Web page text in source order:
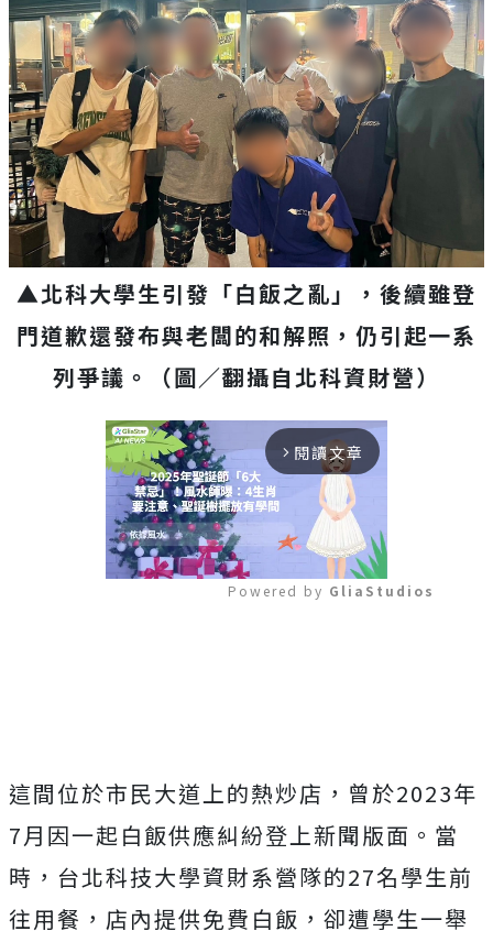
▲北科大學生引發「白飯之亂」，後續雖登
門道歉還發布與老闆的和解照，仍引起一系
列爭議。
（圖／翻攝自北科資財營）
arrow_forward_ios 閱讀文章
Powered by GliaStudios
這間位於市民大道上的熱炒店，曾於2023年
7月因一起白飯供應糾紛登上新聞版面。當
時，台北科技大學資財系營隊的27名學生前
往用餐，店內提供免費白飯，卻遭學生一舉